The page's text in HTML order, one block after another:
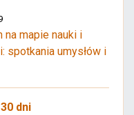
na mapie nauki i
spotkania umysłów i
30 dni